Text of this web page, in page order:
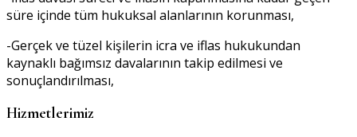
süre içinde tüm hukuksal alanlarının korunması,
-Gerçek ve tüzel kişilerin icra ve iflas hukukundan
kaynaklı bağımsız davalarının takip edilmesi ve
sonuçlandırılması,
Hizmetlerimiz